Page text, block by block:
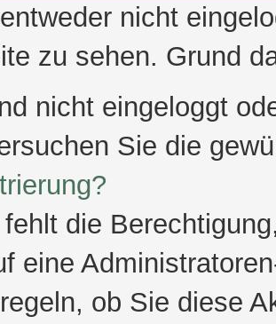
nicht
zu sehen. Grund
nicht eingeloggt
Sie die
die
eine
ob Sie diese